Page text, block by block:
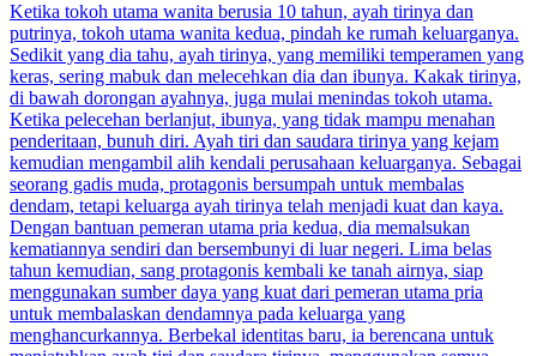
Ketika tokoh utama wanita berusia 10 tahun, ayah tirinya dan
putrinya, tokoh utama wanita kedua, pindah ke rumah keluarganya.
Sedikit yang dia tahu, ayah tirinya, yang memiliki temperamen yang
keras, sering mabuk dan melecehkan dia dan ibunya. Kakak tirinya,
di bawah dorongan ayahnya, juga mulai menindas tokoh utama.
Ketika pelecehan berlanjut, ibunya, yang tidak mampu menahan
penderitaan, bunuh diri. Ayah tiri dan saudara tirinya yang kejam
kemudian mengambil alih kendali perusahaan keluarganya. Sebagai
seorang gadis muda, protagonis bersumpah untuk membalas
dendam, tetapi keluarga ayah tirinya telah menjadi kuat dan kaya.
Dengan bantuan pemeran utama pria kedua, dia memalsukan
kematiannya sendiri dan bersembunyi di luar negeri. Lima belas
tahun kemudian, sang protagonis kembali ke tanah airnya, siap
menggunakan sumber daya yang kuat dari pemeran utama pria
untuk membalaskan dendamnya pada keluarga yang
menghancurkannya. Berbekal identitas baru, ia berencana untuk